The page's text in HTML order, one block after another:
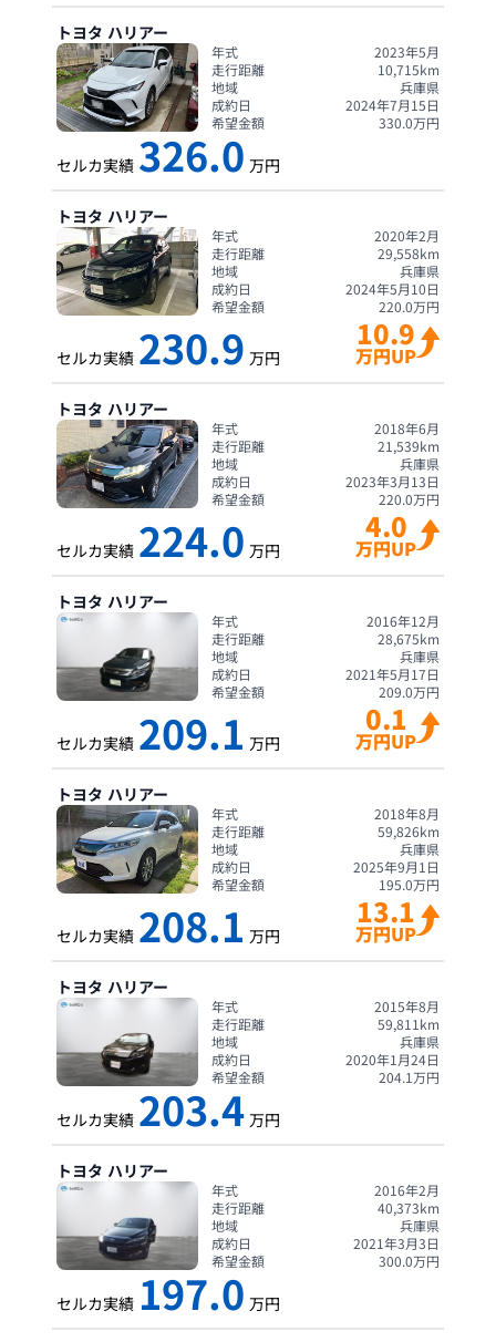
トヨタ ハリアー
年式
2023年5月
走行距離
10,715km
地域
兵庫県
成約日
2024年7月15日
希望金額
330.0万円
セルカ実績 326.0 万円
トヨタ ハリアー
年式
2020年2月
走行距離
29,558km
地域
兵庫県
成約日
2024年5月10日
希望金額
220.0万円
セルカ実績 230.9 万円
10.9
万円UP
トヨタ ハリアー
年式
2018年6月
走行距離
21,539km
地域
兵庫県
成約日
2023年3月13日
希望金額
220.0万円
セルカ実績 224.0 万円
4.0
万円UP
トヨタ ハリアー
年式
2016年12月
走行距離
28,675km
地域
兵庫県
成約日
2021年5月17日
希望金額
209.0万円
セルカ実績 209.1 万円
0.1
万円UP
トヨタ ハリアー
年式
2018年8月
走行距離
59,826km
地域
兵庫県
成約日
2025年9月1日
希望金額
195.0万円
セルカ実績 208.1 万円
13.1
万円UP
トヨタ ハリアー
年式
2015年8月
走行距離
59,811 km
地域
兵庫県
成約日
2020年1月24日
希望金額
204.1万円
セルカ実績 203.4 万円
トヨタ ハリアー
年式
2016年2月
走行距離
40,373km
地域
兵庫県
成約日
2021年3月3日
希望金額
300.0万円
セルカ実績 197.0 万円